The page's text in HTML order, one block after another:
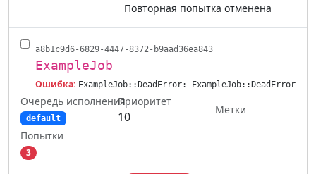
Повторная попытка отменена
a8b1c9d6-6829-4447-8372-b9aad36ea843
ExampleJob
Ошибка: ExampleJob::DeadError: ExampleJob::DeadError
Очередь исполнения
default
Приоритет
10
Метки
Попытки
3